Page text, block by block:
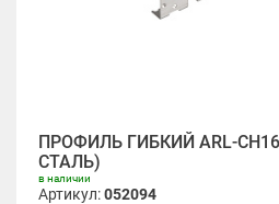
ПРОФИЛЬ ГИБКИЙ ARL-
СТАЛЬ)
в наличии
Артикул:052094